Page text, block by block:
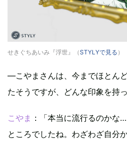
せきぐちあいみ『浮世』（STYLYで見る ）
—こやまさんは、今までほとん
たそうですが、どんな印象を持
こやま ：「本当に流行るのか
ところでしたね。わざわざ自分